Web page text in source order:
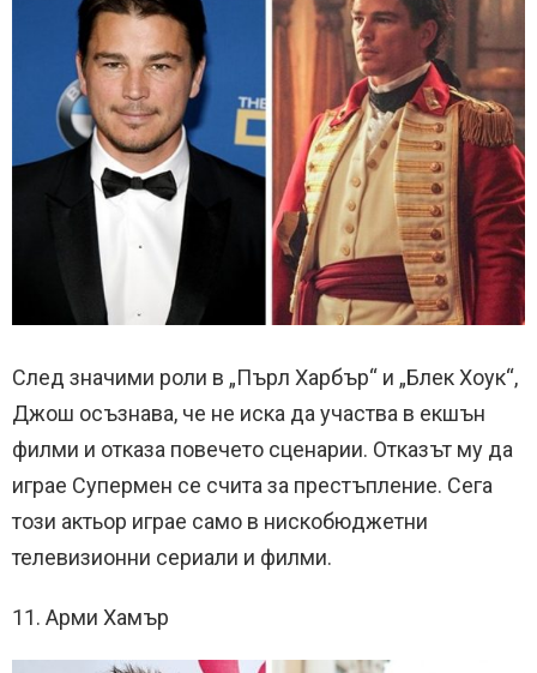
След значими роли в „Пърл Харбър“ и „Блек Хоук“,
Джош осъзнава, че не иска да участва в екшън
филми и отказа повечето сценарии. Отказът му да
играе Супермен се счита за престъпление. Сега
този актьор играе само в нискобюджетни
телевизионни сериали и филми.
11. Арми Хамър